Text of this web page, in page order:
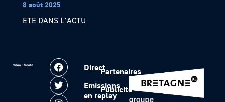
8 août 2025
ETE DANS L’ACTU
Direct
Emissions
en replay
Partenaires
Publicité